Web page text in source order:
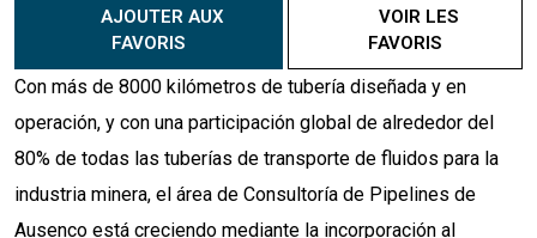
FAVORIS
VOIR LES
FAVORIS
Con más de 8000 kilómetros de tubería diseñada y en
operación, y con una participación global de alrededor del
80% de todas las tuberías de transporte de fluidos para la
industria minera, el área de Consultoría de Pipelines de
Ausenco está creciendo mediante la incorporación al